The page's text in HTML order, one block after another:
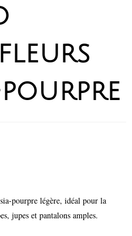
pourpre légère, idéal pour la
jupes et pantalons amples.